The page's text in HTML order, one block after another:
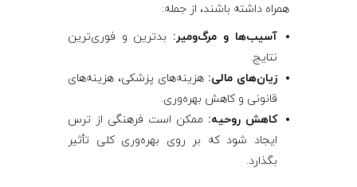
همراه داشته باشند، از جمله:
آسیب‌ها و مرگ‌ومیر: بدترین و فوری‌ترین
نتایج.
زیان‌های مالی: هزینه‌های پزشکی، هزینه‌های
قانونی و کاهش بهره‌وری.
کاهش روحیه: ممکن است فرهنگی از ترس
ایجاد شود که بر روی بهره‌وری کلی تأثیر
بگذارد.